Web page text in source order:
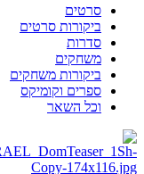
סרטים
ביקורות סרטים
סדרות
משחקים
ביקורות משחקים
ספרים וקומיקס
וכל השאר